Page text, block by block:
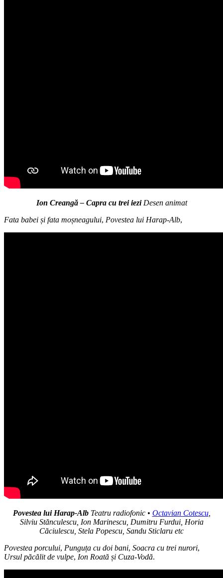
Ion Creangă – Capra cu trei ieziDesen animat
Fata babei și fata moșneagului, Povestea lui Harap-Alb,
Povestea lui Harap-AlbTeatru radiofonic • Octavian Cotescu,
Silviu Stănculescu, Ion Marinescu, Dumitru Furdui, Horia
Căciulescu, Stela Popescu, Sandu Sticlaru etc
Povestea porcului, Punguța cu doi bani, Soacra cu trei nurori,
Ursul păcălit de vulpe, Ion Roată și Cuza-Vodă.